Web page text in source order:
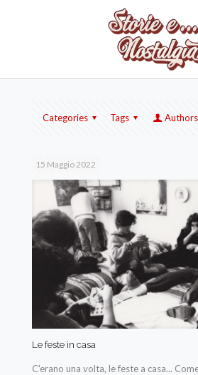
Categories Tags Authors
15 Maggio 2022
Le feste in casa
C'erano una volta, le feste a casa...